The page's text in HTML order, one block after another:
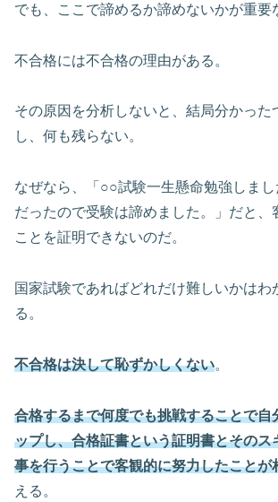
でも、ここで諦めるか諦めないかが重要
不合格には不合格の理由がある。
その原因を分析しないと、結局分かった
し、何も残らない。
なぜなら、「○○試験一生懸命勉強しま
だったので受験は諦めました。」だと、
ことを証明できないのだ。
国家試験であればどれだけ難しいかはわ
る。
不合格は決して恥ずかしくない。
合格するまで何度でも挑戦することで自
ップし、合格証書という証明書とそのス
事を行うことで客観的に努力したことが
える。